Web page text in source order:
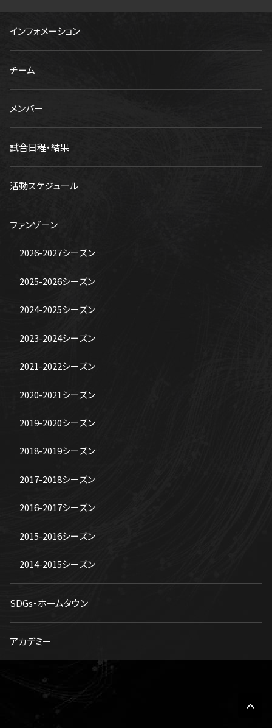
インフォメーション
チーム
メンバー
試合日程・結果
活動スケジュール
ファンゾーン
2026-2027シーズン
2025-2026シーズン
2024-2025シーズン
2023-2024シーズン
2021-2022シーズン
2020-2021シーズン
2019-2020シーズン
2018-2019シーズン
2017-2018シーズン
2016-2017シーズン
2015-2016シーズン
2014-2015シーズン
SDGs・ホームタウン
アカデミー